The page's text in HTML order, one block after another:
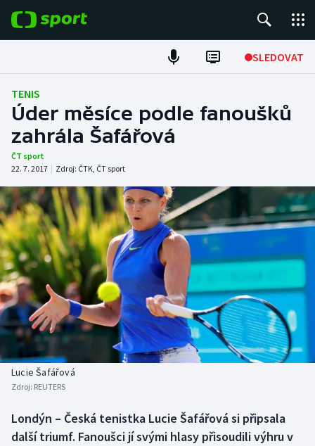
SLEDOVAT
Fotbal
Hokej
Tenis
Atletika
Cyklistika
DALŠÍ SPORTY
Americký fotbal
Baseball a softbal
Basketbal
Biatlon
Boby a skeleton
NEPŘEHLÉDNĚTE
Soutěže
Historické návraty
Aplikace ČT sport
AZ kvíz
TENIS
Úder měsíce podle fanoušků
zahrála Šafářová
ČT sport
22. 7. 2017 | Zdroj: ČTK, ČT sport
Lucie Šafářová
Zdroj: REUTERS
Londýn – Česká tenistka Lucie Šafářová si připsala
další triumf. Fanoušci jí svými hlasy přisoudili výhru v